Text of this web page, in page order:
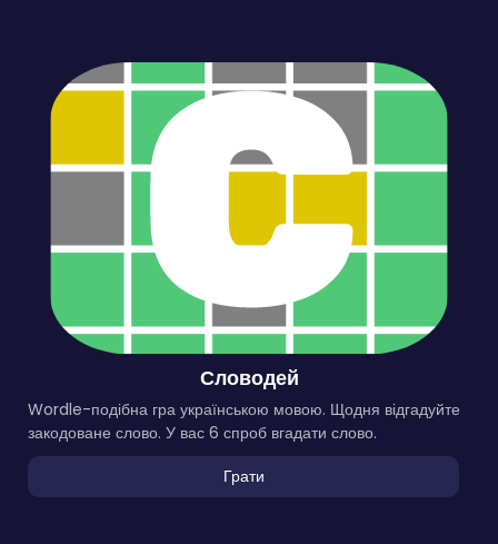
Словодей
Wordle-подібна гра українською мовою. Щодня відгадуйте
закодоване слово. У вас 6 спроб вгадати слово.
Грати